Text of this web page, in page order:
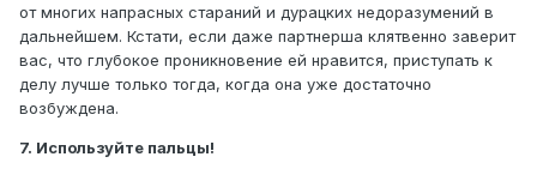
от многих напрасных стараний и дурацких недоразумений в
дальнейшем. Кстати, если даже партнерша клятвенно заверит
вас, что глубокое проникновение ей нравится, приступать к
делу лучше только тогда, когда она уже достаточно
возбуждена.
7. Используйте пальцы!